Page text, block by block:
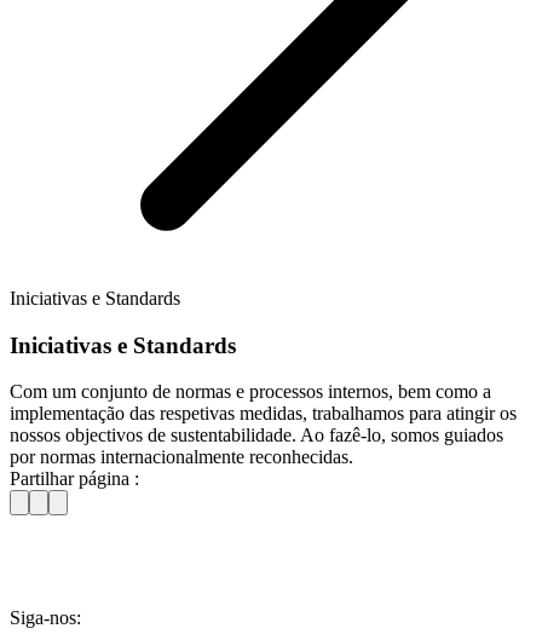
Iniciativas e Standards
Iniciativas e Standards
Com um conjunto de normas e processos internos, bem como a
implementação das respetivas medidas, trabalhamos para atingir os
nossos objectivos de sustentabilidade. Ao fazê-lo, somos guiados
por normas internacionalmente reconhecidas.
Partilhar página :
Siga-nos: